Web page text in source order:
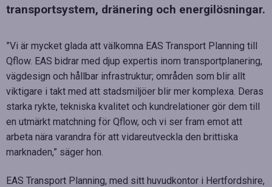
transportsystem, dränering och energilösningar.
”Vi är mycket glada att välkomna EAS Transport Planning till
Qflow. EAS bidrar med djup expertis inom transportplanering,
vägdesign och hållbar infrastruktur; områden som blir allt
viktigare i takt med att stadsmiljöer blir mer komplexa. Deras
starka rykte, tekniska kvalitet och kundrelationer gör dem till
en utmärkt matchning för Qflow, och vi ser fram emot att
arbeta nära varandra för att vidareutveckla den brittiska
marknaden,” säger hon.
EAS Transport Planning, med sitt huvudkontor i Hertfordshire,